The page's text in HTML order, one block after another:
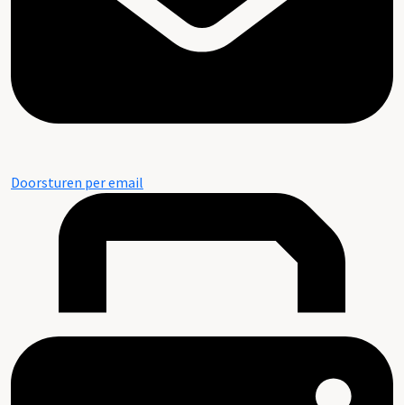
Doorsturen per email